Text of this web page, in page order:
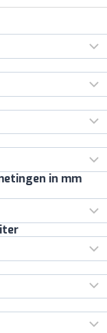
in mm